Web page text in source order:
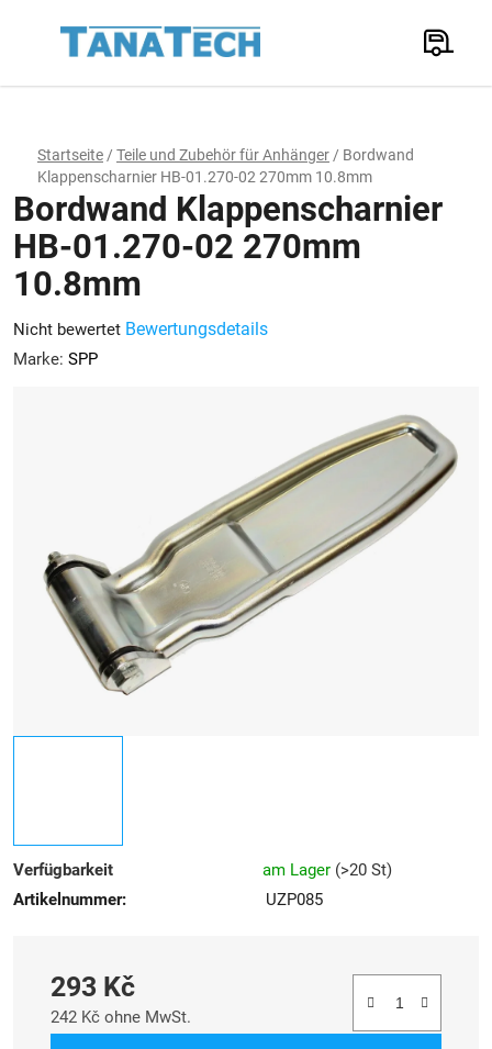
Suchen
Startseite / Teile und Zubehör für Anhänger / Bordwand
Klappenscharnier HB-01.270-02 270mm 10.8mm
Verfügbarkeit am Lager (>20 St)
Artikelnummer:
UZP085
293 Kč
242 Kč ohne MwSt.
Bordwand Klappenscharnier
HB-01.270-02 270mm
10.8mm
Die
durchschnittliche
Nicht bewertet Bewertungsdetails
Marke: SPP